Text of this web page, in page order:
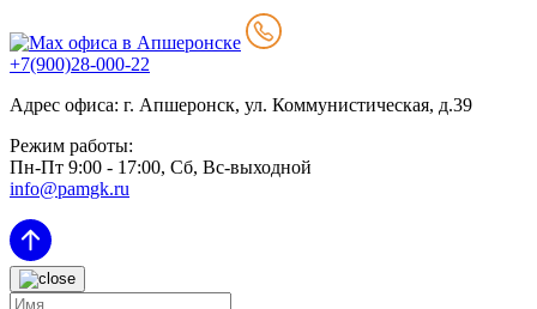
+7(900)28-000-22
Адрес офиса: г. Апшеронск, ул. Коммунистическая, д.39
Режим работы:
Пн-Пт 9:00 - 17:00, Сб, Вс-выходной
info@pamgk.ru